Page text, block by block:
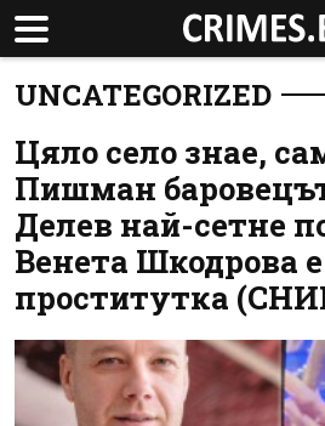
UNCATEGORIZED
Цяло село знае,
Пишман
Делев най-сетне
Венета Шкодрова е
проститутка